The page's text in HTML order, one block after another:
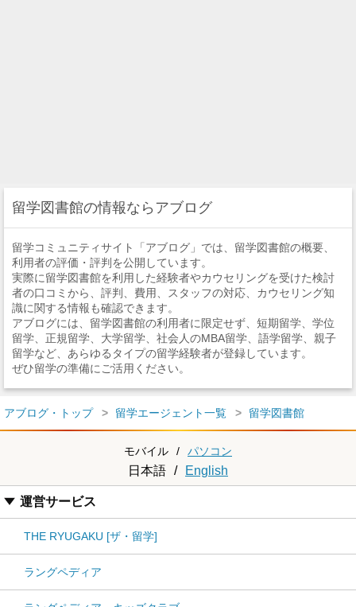
留学図書館の情報ならアブログ
留学コミュニティサイト「アブログ」では、留学図書館の概要、
利用者の評価・評判を公開しています。
実際に留学図書館を利用した経験者やカウセリングを受けた検討
者の口コミから、評判、費用、スタッフの対応、カウセリング知
識に関する情報も確認できます。
アブログには、留学図書館の利用者に限定せず、短期留学、学位
留学、正規留学、大学留学、社会人のMBA留学、語学留学、親子
留学など、あらゆるタイプの留学経験者が登録しています。
ぜひ留学の準備にご活用ください。
アブログ・トップ 留学エージェント一覧 留学図書館
モバイル / パソコン
日本語 / English
運営サービス
THE RYUGAKU [ザ・留学]
ラングペディア